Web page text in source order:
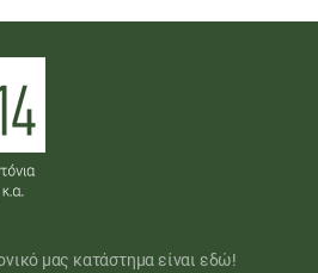
μας κατάστημα είναι εδώ!